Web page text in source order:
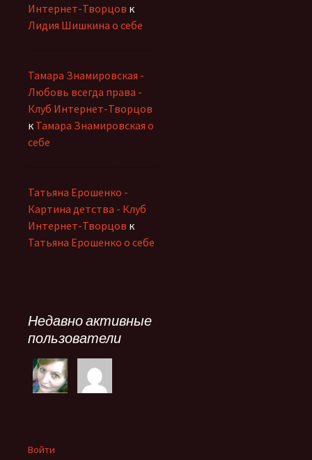
Интернет-Творцов к
Лидия Шишкина о себе
Тамара Знамировская -
Любовь всегда права -
Клуб Интернет-Творцов
к Тамара Знамировская о
себе
Татьяна Ерошенко -
Картина детства - Клуб
Интернет-Творцов к
Татьяна Ерошенко о себе
Недавно активные
пользователи
Войти